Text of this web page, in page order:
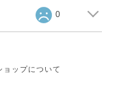
0
ップについて